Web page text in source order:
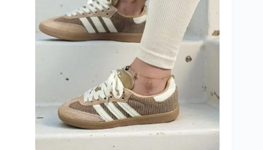
se
pueden
elegir
en
la
página
de
producto